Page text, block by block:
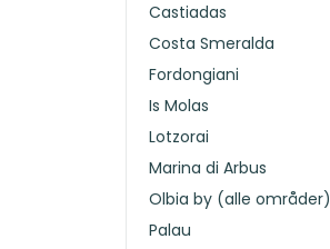
Castiadas
Costa Smeralda
Fordongiani
Is Molas
Lotzorai
Marina di Arbus
Olbia by (alle områder)
Palau